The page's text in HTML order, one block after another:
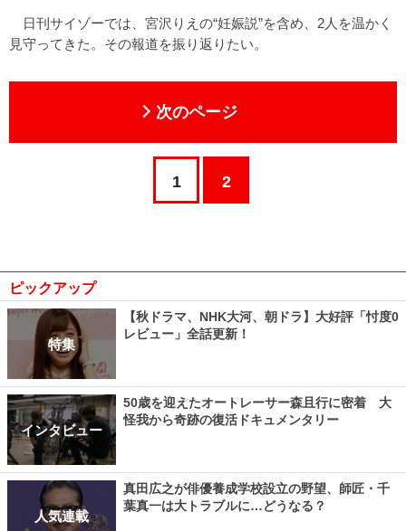
日刊サイゾーでは、宮沢りえの“妊娠説”を含め、2人を温かく
見守ってきた。その報道を振り返りたい。
次のページ
1 2
ピックアップ
特集
【秋ドラマ、NHK大河、朝ドラ】大好評「忖度0
レビュー」全話更新！
インタビュー
50歳を迎えたオートレーサー森且行に密着 大
怪我から奇跡の復活ドキュメンタリー
人気連載
真田広之が俳優養成学校設立の野望、師匠・千
葉真一は大トラブルに…どうなる？